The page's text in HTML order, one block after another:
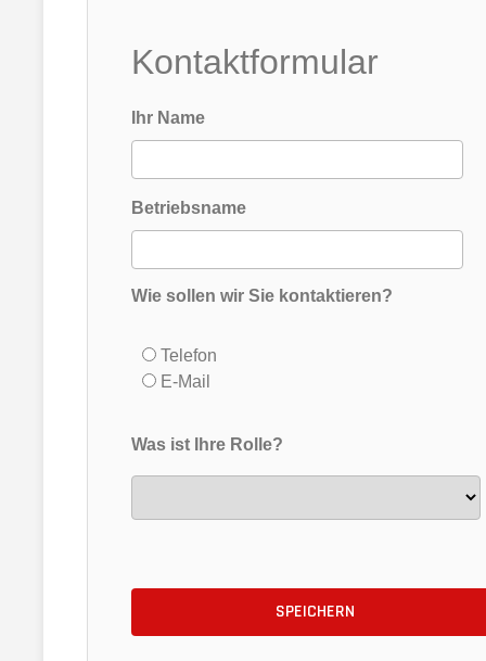
Kontaktformular
Ihr Name
Betriebsname
Wie sollen wir Sie kontaktieren?
Telefon
E-Mail
Was ist Ihre Rolle?